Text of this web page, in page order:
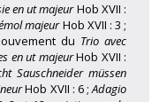
en ut majeurHob XVII :
majeurHob XVII : 3 ;
du Trio avec
en ut majeurHob XVII :
Sauschneider müssen
Hob XVII : 6 ;Adagio